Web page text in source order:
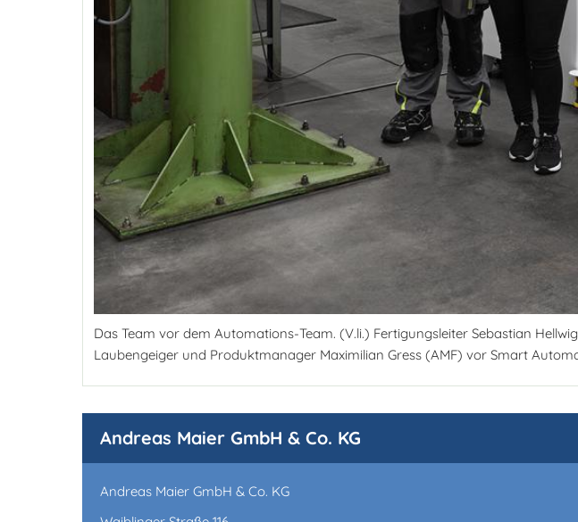
Das Team vor dem Automations-Team. (V.li.) Fertigungsleiter Sebastian
Laubengeiger und Produktmanager Maximilian Gress (AMF) vor Smart
Andreas Maier GmbH & Co. KG
Andreas Maier GmbH & Co. KG